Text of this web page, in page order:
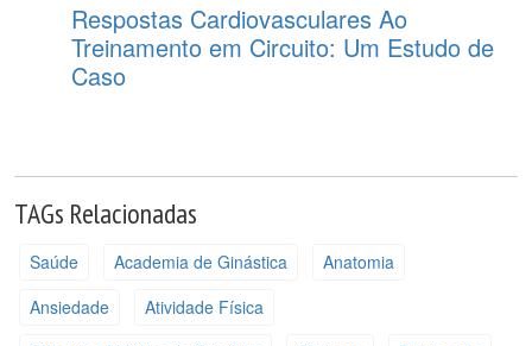
Respostas Cardiovasculares Ao
Treinamento em Circuito: Um Estudo de
Caso
TAGs Relacionadas
Saúde Academia de Ginástica
Anatomia
Ansiedade
Atividade Física